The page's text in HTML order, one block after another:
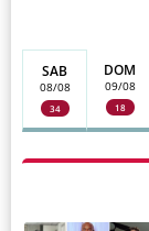
SAB
08/08
34
DOM
09/08
18